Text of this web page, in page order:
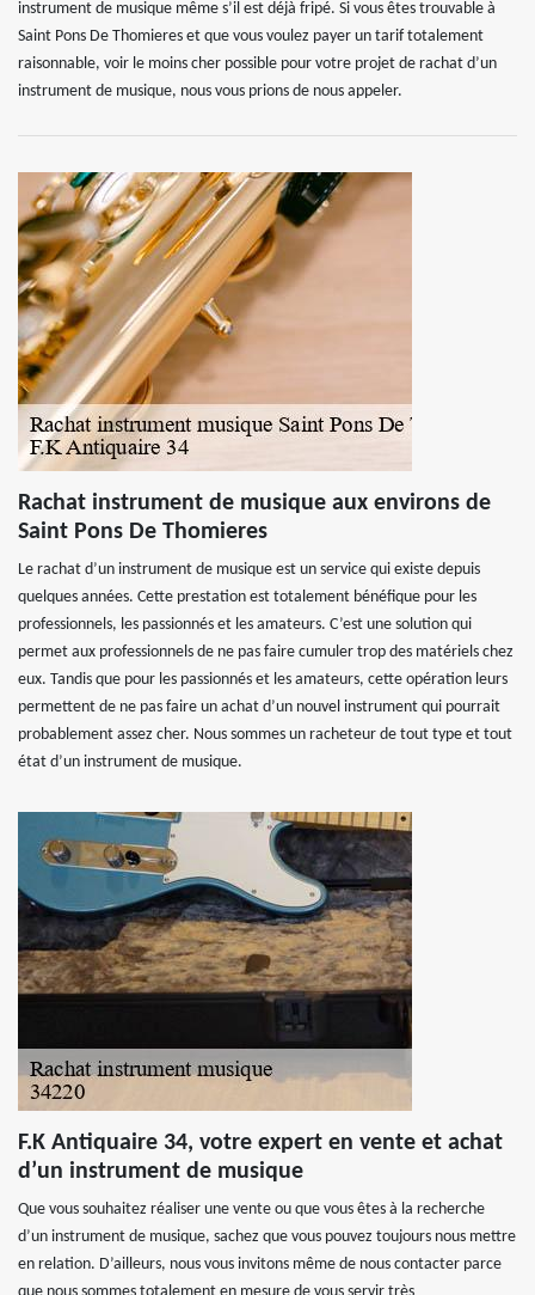
instrument de musique même s’il est déjà fripé. Si vous êtes trouvable à
Saint Pons De Thomieres et que vous voulez payer un tarif totalement
raisonnable, voir le moins cher possible pour votre projet de rachat d’un
instrument de musique, nous vous prions de nous appeler.
Rachat instrument de musique aux environs de
Saint Pons De Thomieres
Le rachat d’un instrument de musique est un service qui existe depuis
quelques années. Cette prestation est totalement bénéfique pour les
professionnels, les passionnés et les amateurs. C’est une solution qui
permet aux professionnels de ne pas faire cumuler trop des matériels chez
eux. Tandis que pour les passionnés et les amateurs, cette opération leurs
permettent de ne pas faire un achat d’un nouvel instrument qui pourrait
probablement assez cher. Nous sommes un racheteur de tout type et tout
état d’un instrument de musique.
F.K Antiquaire 34, votre expert en vente et achat
d’un instrument de musique
Que vous souhaitez réaliser une vente ou que vous êtes à la recherche
d’un instrument de musique, sachez que vous pouvez toujours nous mettre
en relation. D’ailleurs, nous vous invitons même de nous contacter parce